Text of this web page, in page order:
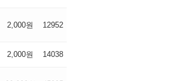
2,000원 12952
2,000원 14038